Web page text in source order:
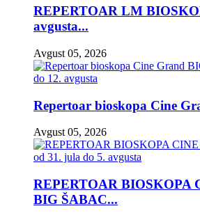
REPERTOAR LM
avgusta...
Avgust 05, 2026
Repertoar bioskopa Cine
Avgust 05, 2026
REPERTOAR BIOSKOPA
BIG ŠABAC...